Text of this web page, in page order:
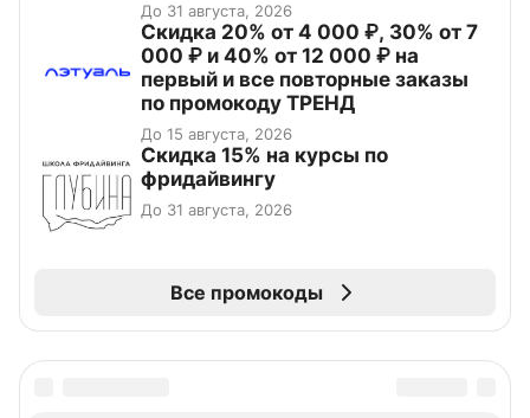
До 31 августа, 2026
Скидка 20% от 4 000 ₽, 30% от 7
000 ₽ и 40% от 12 000 ₽ на
первый и все повторные заказы
по промокоду ТРЕНД
До 15 августа, 2026
Скидка 15% на курсы по
фридайвингу
До 31 августа, 2026
Все промокоды